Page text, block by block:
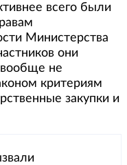
всего были
Министерства
они
не
критериям
закупки и